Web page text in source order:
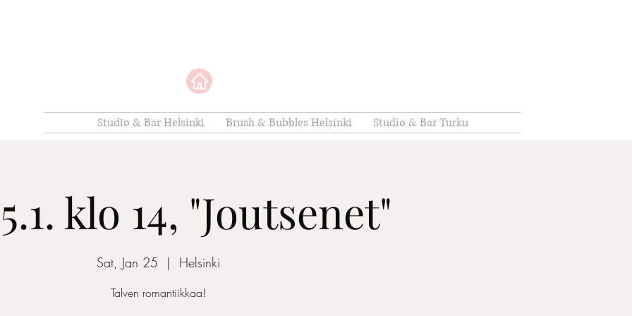
Studio & Bar Helsinki Brush & Bubbles Helsinki Studio & Bar Turku
klo 14, "Joutsenet"
Sat, Jan 25
  |
Helsinki
Talven romantiikkaa!